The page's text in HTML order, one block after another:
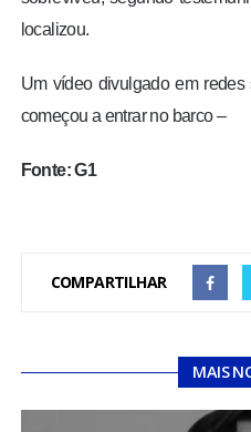
localizou.
Um vídeo divulgado em
começou a entrar no barco –
Fonte: G1
COMPARTILHAR
MAIS